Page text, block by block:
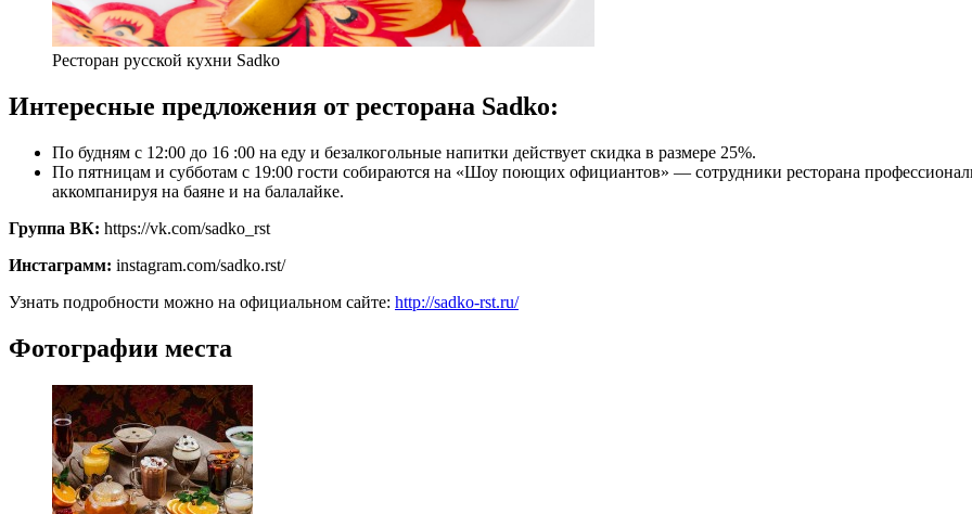
Ресторан русской кухни Sadko
Интересные предложения от ресторана Sadko:
По будням с 12:00 до 16 :00 на еду и безалкогольные напитки действует скидка в размере 25%.
По пятницам и субботам с 19:00 гости собираются на «Шоу поющих официантов» — сотрудники ресторана
аккомпанируя на баяне и на балалайке.
Группа ВК: https://vk.com/sadko_rst
Инстаграмм: instagram.com/sadko.rst/
Узнать подробности можно на официальном сайте: http://sadko-rst.ru/
Фотографии места